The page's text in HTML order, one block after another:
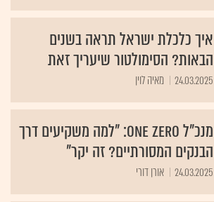
איך כלכלת ישראל תראה בשנים
הבאות? הסימולטור שיעריך זאת
24.03.2025 מאיה לוין
מנכ"ל ONE ZERO: "למה משקיעים דרך
הבנקים המסורתיים? זה יקר"
24.03.2025 אורן דורי